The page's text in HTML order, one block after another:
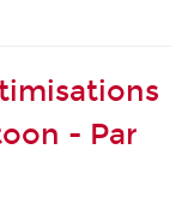
- Par